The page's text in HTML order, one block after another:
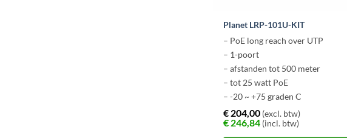
Planet LRP-101U-KIT
– PoE long reach over UTP
– 1-poort
– afstanden tot 500 meter
– tot 25 watt PoE
– -20 ~ +75 graden C
– Plug n Play
€ 204,00 (excl. btw)
€ 246,84 (incl. btw)